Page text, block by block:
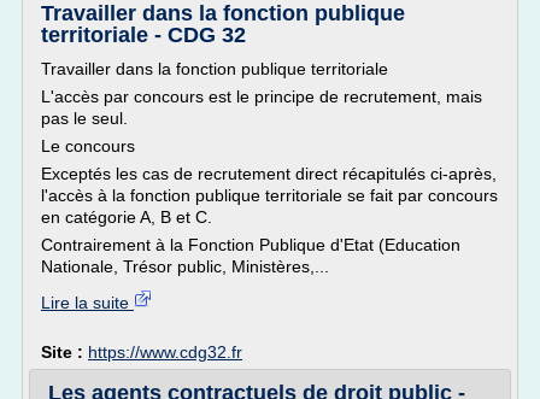
Travailler dans la fonction publique
territoriale - CDG 32
Travailler dans la fonction publique territoriale
L'accès par concours est le principe de recrutement, mais
pas le seul.
Le concours
Exceptés les cas de recrutement direct récapitulés ci-après,
l'accès à la fonction publique territoriale se fait par concours
en catégorie A, B et C.
Contrairement à la Fonction Publique d'Etat (Education
Nationale, Trésor public, Ministères,...
Lire la suite
Site : https://www.cdg32.fr
Les agents contractuels de droit public -